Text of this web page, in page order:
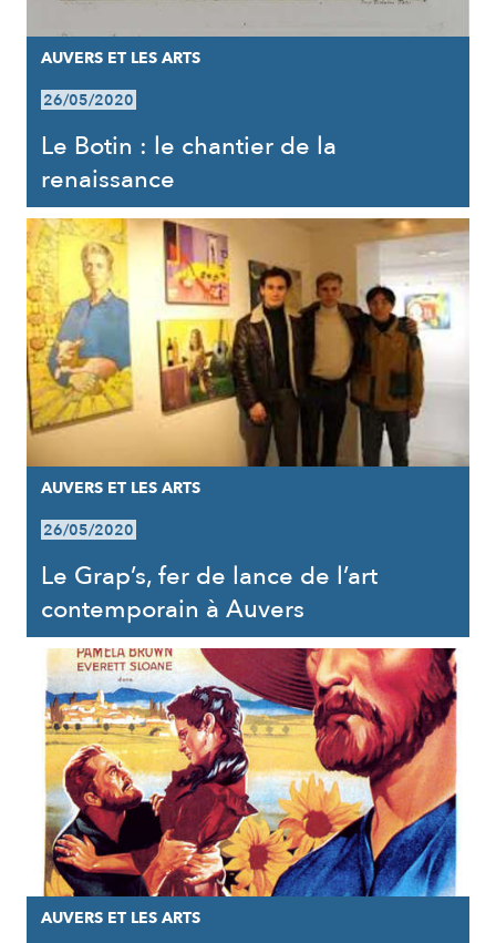
AUVERS ET LES ARTS
26/05/2020
Le Botin : le chantier de la
renaissance
AUVERS ET LES ARTS
26/05/2020
Le Grap’s, fer de lance de l’art
contemporain à Auvers
AUVERS ET LES ARTS